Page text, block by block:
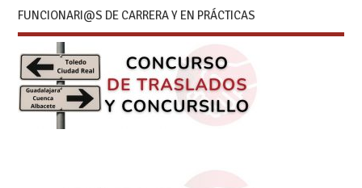
FUNCIONARI@S DE CARRERA Y EN PRÁCTICAS